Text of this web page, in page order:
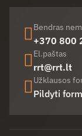
Bendras
+370 800
El.paštas
rrt@rrt.lt
Užklausos
Pildyti